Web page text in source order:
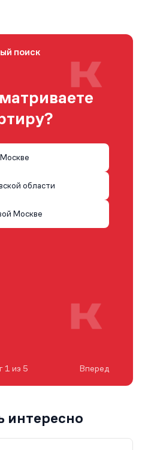
поиск
области
Москве
1 из 5 Вперед
интересно